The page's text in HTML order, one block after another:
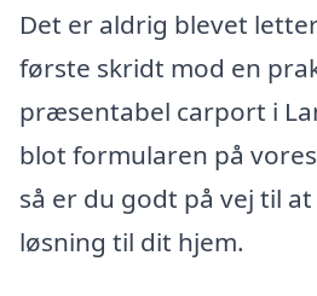
Det er aldrig blevet
første skridt mod en
præsentabel carport i
blot formularen på
så er du godt på vej til
løsning til dit hjem.